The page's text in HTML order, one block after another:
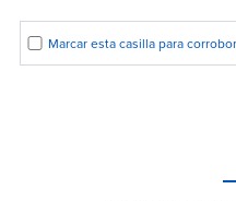
Marcar esta casilla para